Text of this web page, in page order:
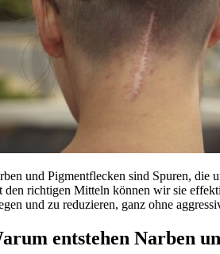
und Pigmentflecken sind Spuren, die
den richtigen Mitteln können wir sie
und zu reduzieren, ganz ohne
entstehen Narben